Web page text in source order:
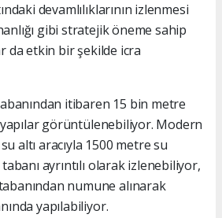
devamlılıklarının izlenmesi
gibi stratejik öneme sahip
da etkin bir şekilde icra
itibaren 15 bin metre
görüntülenebiliyor. Modern
altı aracıyla 1500 metre su
ayrıntılı olarak izlenebiliyor,
numune alınarak
yapılabiliyor.